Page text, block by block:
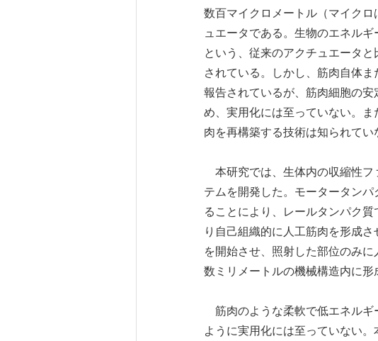
数百マイクロメートル（マイク
ュエータである。生物のエネル
という、従来のアクチュエータ
されている。しかし、筋肉自体
報告されているが、筋肉細胞の
め、実用化には至っていない。
肉を再構築する技術は知られてい
本研究では、生体内の収縮性フ
テムを開発した。モータータン
ることにより、レールタンパク
り自己組織的に人工筋肉を形成
を開始させ、照射した部位のみ
数ミリメートルの機械構造内に形
筋肉のような柔軟で低エネルギ
ように実用化には至っていない